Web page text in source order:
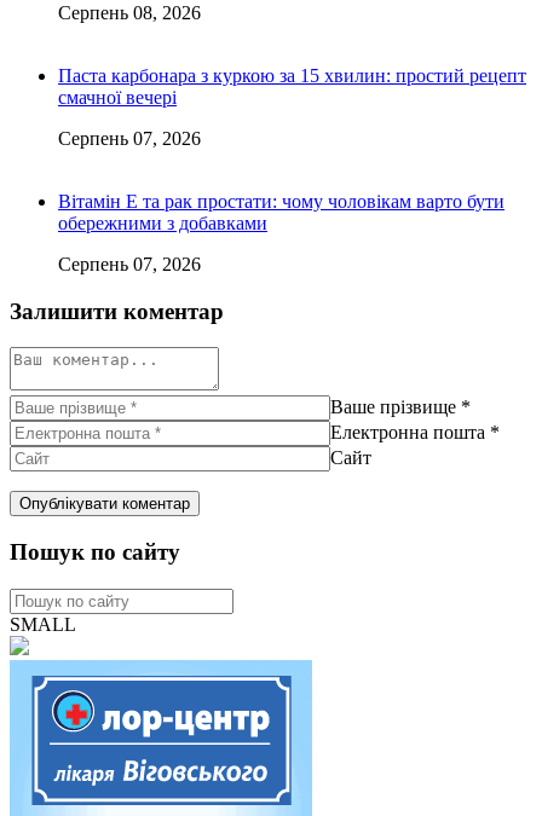
Серпень 08, 2026
Паста карбонара з куркою за 15 хвилин: простий рецепт
смачної вечері
Серпень 07, 2026
Вітамін Е та рак простати: чому чоловікам варто бути
обережними з добавками
Серпень 07, 2026
Залишити коментар
Ваше прізвище *
Електронна пошта *
Сайт
Пошук по сайту
SMALL